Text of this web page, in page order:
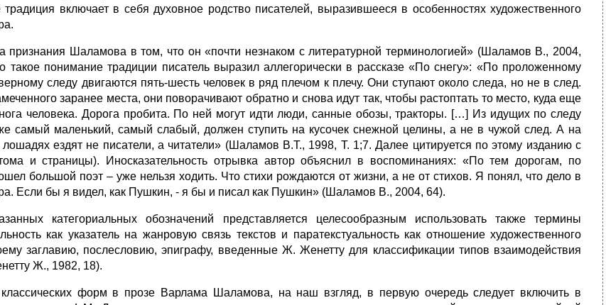
традиция включает в себя духовное родство писателей, выразившееся в особенностях художественного
признания Шаламова в том, что он «почти незнаком с литературной терминологией» (Шаламов В., 2004,
такое понимание традиции писатель выразил аллегорически в рассказе «По снегу»: «По проложенному
следу двигаются пять-шесть человек в ряд плечом к плечу. Они ступают около следа, но не в след.
заранее места, они поворачивают обратно и снова идут так, чтобы растоптать то место, куда еще
человека. Дорога пробита. По ней могут идти люди, санные обозы, тракторы. […] Из идущих по следу
самый маленький, самый слабый, должен ступить на кусочек снежной целины, а не в чужой след. А на
лошадях ездят не писатели, а читатели» (Шаламов В.Т., 1998, Т. 1;7. Далее цитируется по этому изданию с
и страницы). Иносказательность отрывка автор объяснил в воспоминаниях: «По тем дорогам, по
большой поэт – уже нельзя ходить. Что стихи рождаются от жизни, а не от стихов. Я понял, что дело в
Если бы я видел, как Пушкин, - я бы и писал как Пушкин» (Шаламов В., 2004, 64).
категориальных обозначений представляется целесообразным использовать также термины
как указатель на жанровую связь текстов и паратекстуальность как отношение художественного
заглавию, послесловию, эпиграфу, введенные Ж. Женетту для классификации типов взаимодействия
Ж., 1982, 18).
форм в прозе Варлама Шаламова, на наш взгляд, в первую очередь следует включить в